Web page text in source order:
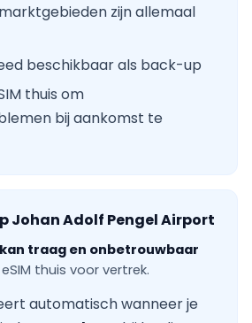
zijn allemaal
beschikbaar als back-up
thuis om
bij aankomst te
Johan Adolf Pengel Airport
traag en onbetrouwbaar
thuis voor vertrek.
automatisch wanneer je